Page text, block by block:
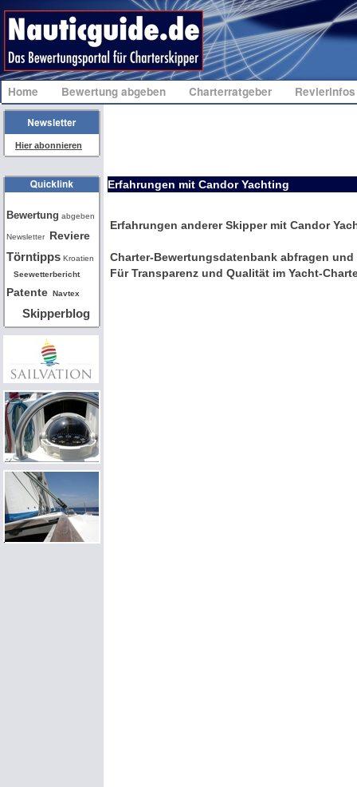
Home Bewertung abgeben Charterratgeber
Erfahrungen mit Candor Yachting
Hier abonnieren
Bw
Bewertung abgeben
Newsletter Reviere
Törntipps Kroatien
Seewetterbericht
Patente Navtex
Skipperblog
Erfahrungen anderer Skipper mit Candor
Charter-Bewertungsdatenbank abfragen
Für Transparenz und Qualität im Yacht-